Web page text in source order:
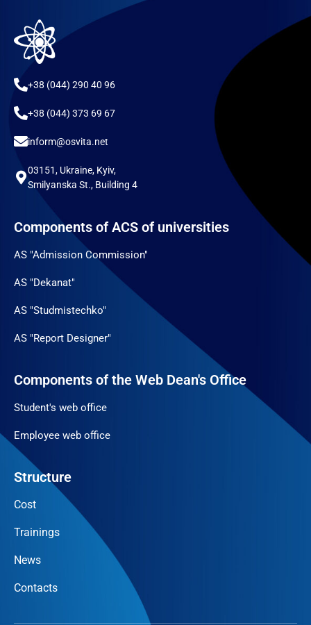
+38 (044) 290 40 96
+38 (044) 373 69 67
inform@osvita.net
03151, Ukraine, Kyiv,
Smilyanska St., Building 4
Components of ACS of universities
AS "Admission Commission"
AS "Dekanat"
AS "Studmistechko"
AS "Report Designer"
Components of the Web Dean's Office
Student's web office
Employee web office
Structure
Cost
Trainings
News
Contacts